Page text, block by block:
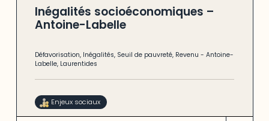
Inégalités socioéconomiques –
Antoine-Labelle
Défavorisation, Inégalités, Seuil de pauvreté, Revenu -Antoine-
Labelle, Laurentides
Enjeux sociaux